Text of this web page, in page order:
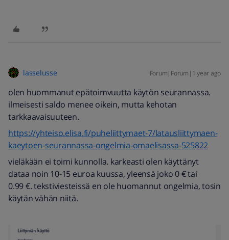
lasselusse Forum|Forum|1 year ago
olen huommanut epätoimvuutta käytön seurannassa.
ilmeisesti saldo menee oikein, mutta kehotan
tarkkaavaisuuteen.
https://yhteiso.elisa.fi/puheliittymaet-7/latausliittymaen-
kaeytoen-seurannassa-ongelmia-omaelisassa-525822
vieläkään ei toimi kunnolla. karkeasti olen käyttänyt
dataa noin 10-15 euroa kuussa, yleensä joko 0 € tai
0.99 €. tekstiviesteissä en ole huomannut ongelmia, tosin
käytän vähän niitä.